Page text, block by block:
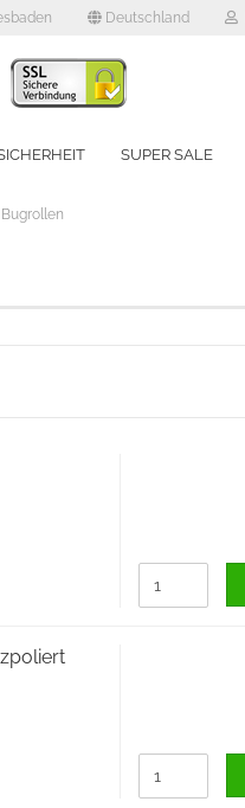
Deutschland
erstellen
SUPER SALE
Bugrollen